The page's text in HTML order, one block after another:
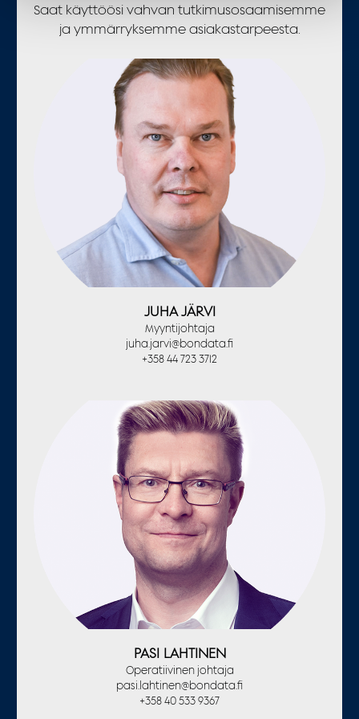
Saat käyttöösi vahvan tutkimusosaamisemme
ja ymmärryksemme asiakastarpeesta.
JUHA JÄRVI
Myyntijohtaja
juha.jarvi@bondata.fi
+358 44 723 3712
PASI LAHTINEN
Operatiivinen johtaja
pasi.lahtinen@bondata.fi
+358 40 533 9367